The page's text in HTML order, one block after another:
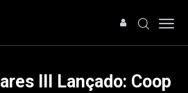
III Lançado: Coop